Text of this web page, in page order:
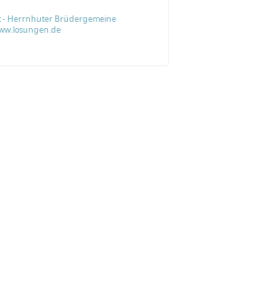
- Herrnhuter Brüdergemeine